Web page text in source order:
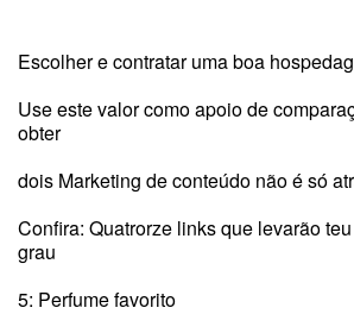
Escolher e contratar uma boa
Use este valor como apoio de
obter
dois Marketing de conteúdo não é só
Confira: Quatrorze links que levarão
grau
5: Perfume favorito